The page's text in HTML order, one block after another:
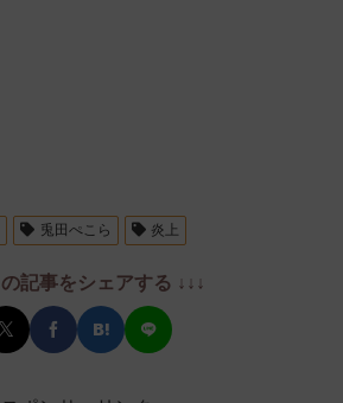
兎田ぺこら 炎上
の記事をシェアする ↓↓↓